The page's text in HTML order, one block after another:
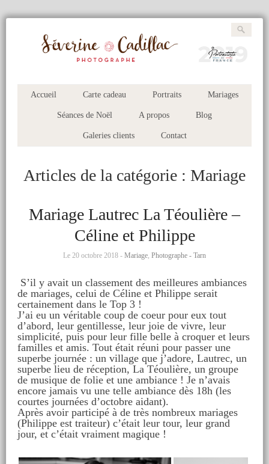
Accueil Carte cadeau Portraits Mariages
Séances de Noël A propos Blog
Galeries clients Contact
Articles de la catégorie : Mariage
Mariage Lautrec La Téoulière –
Céline et Philippe
Le 20 octobre 2018 - Mariage Photographe - Tarn
S’il y avait un classement des meilleures ambiances
de mariages, celui de Céline et Philippe serait
certainement dans le Top 3 !
J’ai eu un véritable coup de coeur pour eux tout
d’abord, leur gentillesse, leur joie de vivre, leur
simplicité, puis pour leur fille belle à croquer et leurs
familles et amis. Tout était réuni pour passer une
superbe journée : un village que j’adore, Lautrec, un
superbe lieu de réception, La Téoulière, un groupe
de musique de folie et une ambiance ! Je n’avais
encore jamais vu une telle ambiance dès 18h (les
courtes journées d’octobre aidant).
Après avoir participé à de très nombreux mariages
(Philippe est traiteur) c’était leur tour, leur grand
jour, et c’était vraiment magique !